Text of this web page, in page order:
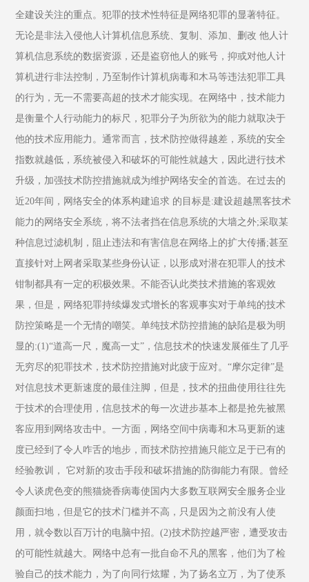
全建设关注的重点。犯罪的技术性特征是网络犯罪的显著特征。
无论是非法入侵他人计算机信息系统、复制、添加、删改 他人计
算机信息系统的数据资源，还是盗窃他人的账号，抑或对他人计
算机进行非法控制，乃至制作计算机病毒和木马等违法犯罪工具
的行为，无一不需要高超的技术才能实现。在网络中，技术能力
是衡量个人行动能力的标尺，犯罪分子为所欲为的能力就取决于
他的技术应用能力。通常而言，技术防控做得越差，系统的安全
指数就越低，系统被侵入和破坏的可能性就越大，因此进行技术
升级，加强技术防控措施就成为维护网络安全的首选。在过去的
近20年间，网络安全的体系构建追求 的目标是:建设超越黑客技术
能力的网络安全系统，将不法者挡在信息系统的大墙之外;采取某
种信息过滤机制，阻止违法和有害信息在网络上的扩大传播;甚至
直接针对上网者采取某些身份认证，以形成对潜在犯罪人的技术
钳制都具有一定的积极效果。不能否认此类技术措施的客观效
果，但是，网络犯罪持续爆发式增长的客观事实对于单纯的技术
防控策略是一个无情的嘲笑。单纯技术防控措施的缺陷是极为明
显的:(1)“道高一尺，魔高一丈”，信息技术的快速发展催生了几乎
无穷尽的犯罪技术，技术防控措施对此疲于应对。“摩尔定律”是
对信息技术更新速度的最佳注脚，但是，技术的扭曲使用往往先
于技术的合理使用，信息技术的每一次进步基本上都是抢先被黑
客应用到网络攻击中。一方面，网络空间中病毒和木马更新的速
度已经到了令人咋舌的地步，而技术防控措施只能立足于已有的
经验教训， 它对新的攻击手段和破坏措施的防御能力有限。曾经
令人谈虎色变的熊猫烧香病毒使国内大多数互联网安全服务企业
颜面扫地，但是它的技术门槛并不高，只是因为之前没有人使
用，就令数以百万计的电脑中招。(2)技术防控越严密，遭受攻击
的可能性就越大。网络中总有一批自命不凡的黑客，他们为了检
验自己的技术能力，为了向同行炫耀，为了扬名立万，为了使系